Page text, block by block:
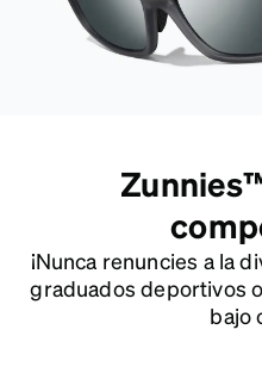
¡Nunca renuncies a la
graduados deportivos
bajo